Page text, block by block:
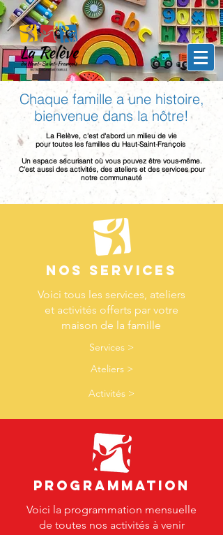
Chaque famille a une histoire,
bienvenue dans la nôtre!
La Relève, c'est d'abord un milieu de vie
pour toutes les familles du Haut-Saint-François
Un espace sécurisant où vous pouvez être vous-même.
C'est aussi des activités, des ateliers et des services pour
notre communauté
Nos services
Voici tous les services, ateliers
et activités offerts par votre
maison de la famille
Services >
Ateliers >
Activités >
PROGRAMMATION
Voici la programmation mensuelle
de toutes nos activités à venir